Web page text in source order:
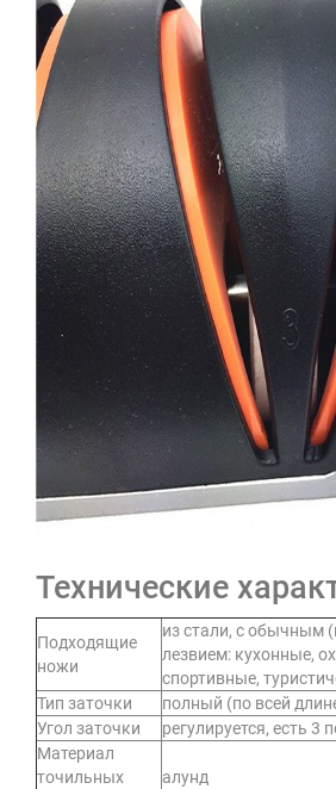
Технические
Подходящие
ножи
из стали, с обычным
лезвием: кухонные,
спортивные,
Тип заточки
полный (по всей
Угол заточки
регулируется, есть
Материал
точильных
алунд